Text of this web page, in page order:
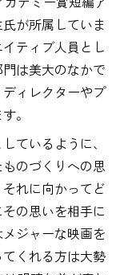
が所属していま
ティブ人員とし
は美大のなかで
ィレクターやプ
。
ているように、
のづくりへの思
れに向かってど
の思いを相手に
ジャーな映画を
くれる方は大勢